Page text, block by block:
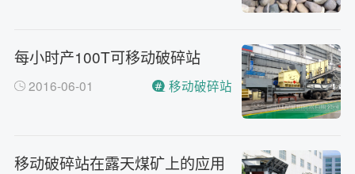
移动破碎机时产多少方？
问 红星制砂机在环保上达标吗？
环保测验均达到标准
小型的制砂机类型有哪些？
主要有细碎机，复合破，对辊制
每小时产100T可移动破碎站
2016-06-01 移动破碎站
移动破碎站在露天煤矿上的应用